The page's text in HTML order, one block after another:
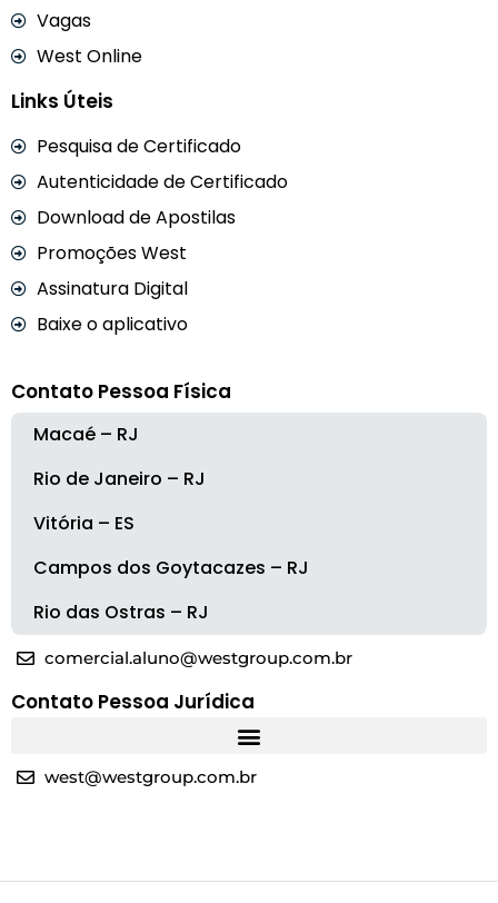
Vagas
West Online
Links Úteis
Pesquisa de Certificado
Autenticidade de Certificado
Download de Apostilas
Promoções West
Assinatura Digital
Baixe o aplicativo
Contato Pessoa Física
Macaé – RJ
Rio de Janeiro – RJ
Vitória – ES
Campos dos Goytacazes – RJ
Rio das Ostras – RJ
comercial.aluno@westgroup.com.br
Contato Pessoa Jurídica
west@westgroup.com.br